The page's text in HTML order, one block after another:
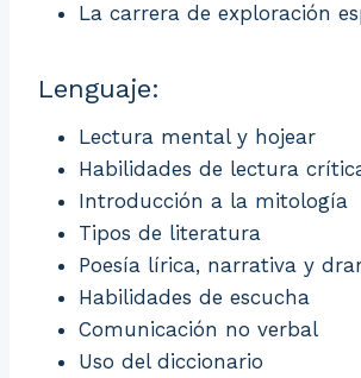
La carrera de exploración
Lenguaje:
Lectura mental y hojear
Habilidades de lectura
Introducción a la mitología
Tipos de literatura
Poesía lírica, narrativa y
Habilidades de escucha
Comunicación no verbal
Uso del diccionario